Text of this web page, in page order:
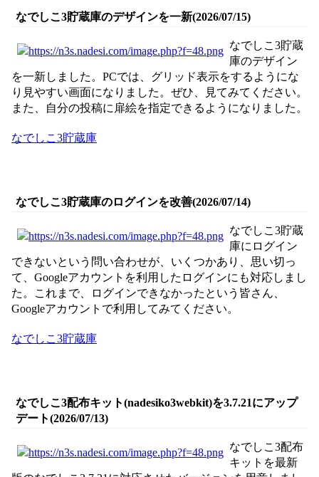
なでしこ3貯蔵庫のデザインを一新(2026/07/15)
なでしこ3貯蔵
庫のデザイン
を一新しました。PCでは、グリッド表示をするようにな
り見やすい画面になりました。ぜひ、見てみてください。
また、自分の投稿に扉絵を指定できるようになりました。
なでしこ3貯蔵庫
なでしこ3貯蔵庫のログインを改善(2026/07/14)
なでしこ3貯蔵
庫にログイン
できないという問い合わせが、いくつかあり、思い切っ
て、Googleアカウントを利用したログインにも対応しまし
た。これまで、ログインできなかったという皆さん、
Googleアカウントで利用してみてください。
なでしこ3貯蔵庫
なでしこ3配布キット(nadesiko3webkit)を3.7.21にアップ
デート(2026/07/13)
なでしこ3配布
キットを最新